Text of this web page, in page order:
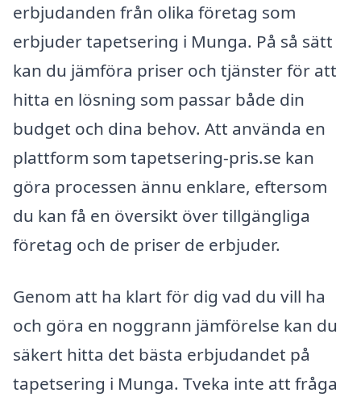
erbjudanden från olika företag som
erbjuder tapetsering i Munga. På så sätt
kan du jämföra priser och tjänster för att
hitta en lösning som passar både din
budget och dina behov. Att använda en
plattform som tapetsering-pris.se kan
göra processen ännu enklare, eftersom
du kan få en översikt över tillgängliga
företag och de priser de erbjuder.
Genom att ha klart för dig vad du vill ha
och göra en noggrann jämförelse kan du
säkert hitta det bästa erbjudandet på
tapetsering i Munga. Tveka inte att fråga